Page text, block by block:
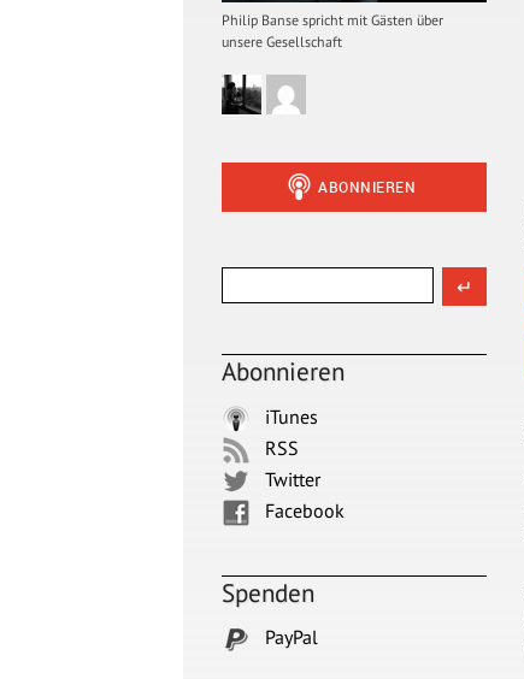
Philip Banse spricht mit Gästen über
unsere Gesellschaft
Abonnieren
iTunes
RSS
Twitter
Facebook
Spenden
PayPal